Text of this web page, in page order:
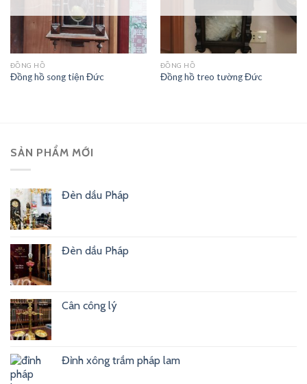
ĐỒNG HỒ
Đồng hồ song tiện Đức
ĐỒNG HỒ
Đồng hồ treo tường Đức
SẢN PHẨM MỚI
Đèn dầu Pháp
Đèn dầu Pháp
Cân công lý
Đỉnh xông trầm pháp lam